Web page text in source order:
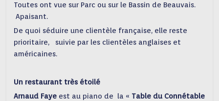
Toutes ont vue sur Parc ou sur le Bassin de Beauvais.
Apaisant.
De quoi séduire une clientèle française, elle reste
prioritaire, suivie par les clientèles anglaises et
américaines.
Un restaurant très étoilé
Arnaud Faye est au piano de la « Table du Connétable